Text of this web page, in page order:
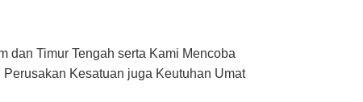
dan Timur Tengah serta Kami Mencoba
Kesatuan juga Keutuhan Umat